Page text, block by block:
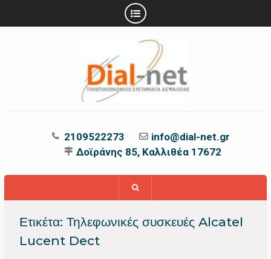
2109522273
info@dial-net.gr
Δοϊράνης 85, Καλλιθέα 17672
Ετικέτα: Τηλεφωνικές συσκευές Alcatel
Lucent Dect